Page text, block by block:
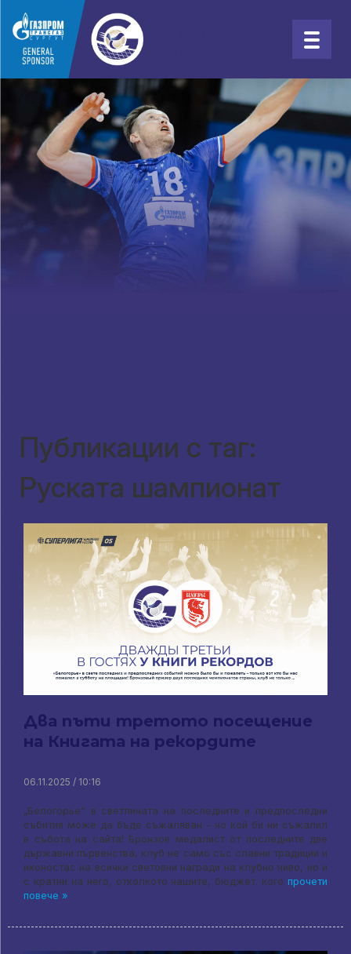
Публикации с таг:
Руската шампионат
Два пъти третото посещение
на Книгата на рекордите
06.11.2025 / 10:16
„Белогорье“ в светлината на последните и предпоследни
събития може да бъде съжаляван - но кой би ни съжалил
в събота на сайта! Бронзов медалист от последните две
държавни първенства, клуб не само със славни традиции и
иконостас на всички световни награди на клубно ниво, но и
с кратни на него, отколкото нашите, бюджет. кого прочети
повече »